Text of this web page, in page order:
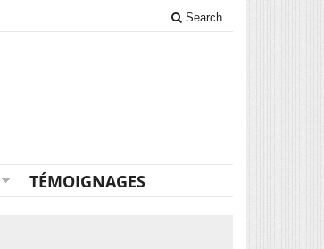
Search
TÉMOIGNAGES